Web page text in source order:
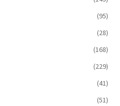
(95)
(28)
(168)
(229)
(41)
(51)